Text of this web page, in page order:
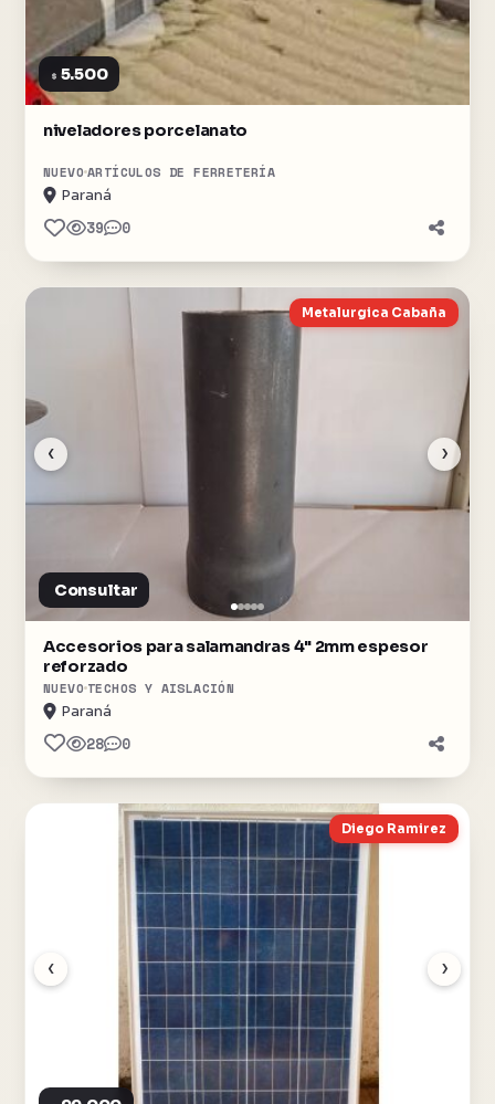
$ 5.500
niveladores porcelanato
NUEVO ARTÍCULOS DE FERRETERÍA
Paraná
39 0
‹ ›
Metalurgica Cabaña
Consultar
Accesorios para salamandras 4" 2mm espesor
reforzado
NUEVO TECHOS Y AISLACIÓN
Paraná
28 0
‹ ›
Diego Ramirez